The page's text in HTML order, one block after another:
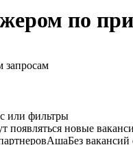
по
запросам
или фильтры
появляться новые
АшаБез вакансий